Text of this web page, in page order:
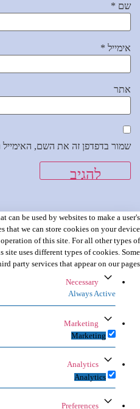
שם *
אימייל *
אתר
שמור בדפדפן זה את השם,
can be used by websites to make a user's
that we can store cookies on your device
of this site. For all other types of
site uses different types of cookies. Some
party services that appear on our pages.
Necessary
Always Active
Marketing
Marketing
Analytics
Analytics
Preferences